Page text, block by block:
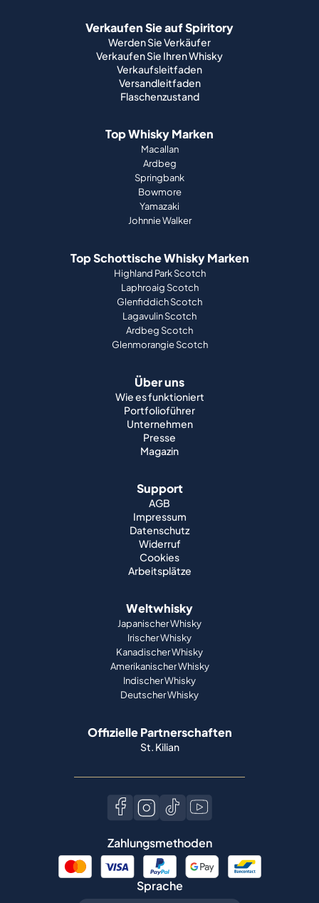
Verkaufen Sie auf Spiritory
Werden Sie Verkäufer
Verkaufen Sie Ihren Whisky
Verkaufsleitfaden
Versandleitfaden
Flaschenzustand
Top Whisky Marken
Macallan
Ardbeg
Springbank
Bowmore
Yamazaki
Johnnie Walker
Top Schottische Whisky Marken
Highland Park Scotch
Laphroaig Scotch
Glenfiddich Scotch
Lagavulin Scotch
Ardbeg Scotch
Glenmorangie Scotch
Über uns
Wie es funktioniert
Portfolioführer
Unternehmen
Presse
Magazin
Support
AGB
Impressum
Datenschutz
Widerruf
Cookies
Arbeitsplätze
Weltwhisky
Japanischer Whisky
Irischer Whisky
Kanadischer Whisky
Amerikanischer Whisky
Indischer Whisky
Deutscher Whisky
Offizielle Partnerschaften
St. Kilian
Zahlungsmethoden
Sprache